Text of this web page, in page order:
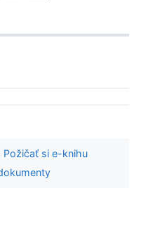
Požičať si e-knihu